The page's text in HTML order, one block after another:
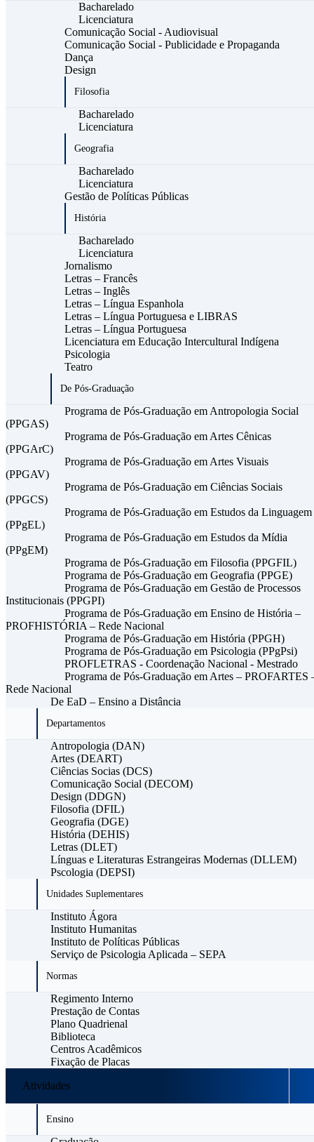
Bacharelado
Licenciatura
Comunicação Social - Audiovisual
Comunicação Social - Publicidade e Propaganda
Dança
Design
Filosofia
Bacharelado
Licenciatura
Geografia
Bacharelado
Licenciatura
Gestão de Políticas Públicas
História
Bacharelado
Licenciatura
Jornalismo
Letras – Francês
Letras – Inglês
Letras – Língua Espanhola
Letras – Língua Portuguesa e LIBRAS
Letras – Língua Portuguesa
Licenciatura em Educação Intercultural Indígena
Psicologia
Teatro
De Pós-Graduação
Programa de Pós-Graduação em Antropologia Social
(PPGAS)
Programa de Pós-Graduação em Artes Cênicas
(PPGArC)
Programa de Pós-Graduação em Artes Visuais
(PPGAV)
Programa de Pós-Graduação em Ciências Sociais
(PPGCS)
Programa de Pós-Graduação em Estudos da Linguagem
(PPgEL)
Programa de Pós-Graduação em Estudos da Mídia
(PPgEM)
Programa de Pós-Graduação em Filosofia (PPGFIL)
Programa de Pós-Graduação em Geografia (PPGE)
Programa de Pós-Graduação em Gestão de Processos
Institucionais (PPGPI)
Programa de Pós-Graduação em Ensino de História –
PROFHISTÓRIA – Rede Nacional
Programa de Pós-Graduação em História (PPGH)
Programa de Pós-Graduação em Psicologia (PPgPsi)
PROFLETRAS - Coordenação Nacional - Mestrado
Programa de Pós-Graduação em Artes – PROFARTES
Rede Nacional
De EaD – Ensino a Distância
Departamentos
Antropologia (DAN)
Artes (DEART)
Ciências Socias (DCS)
Comunicação Social (DECOM)
Design (DDGN)
Filosofia (DFIL)
Geografia (DGE)
História (DEHIS)
Letras (DLET)
Línguas e Literaturas Estrangeiras Modernas (DLLEM)
Pscologia (DEPSI)
Unidades Suplementares
Instituto Ágora
Instituto Humanitas
Instituto de Políticas Públicas
Serviço de Psicologia Aplicada – SEPA
Normas
Regimento Interno
Prestação de Contas
Plano Quadrienal
Biblioteca
Centros Acadêmicos
Fixação de Placas
Atividades
Ensino